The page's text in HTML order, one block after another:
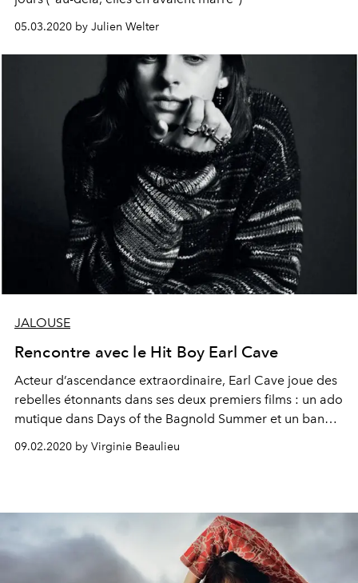
05.03.2020 by Julien Welter
JALOUSE
Rencontre avec le Hit Boy Earl Cave
Acteur d’ascendance extraordinaire, Earl Cave joue des
rebelles étonnants dans ses deux premiers films : un ado
mutique dans Days of the Bagnold Summer et un bandit
caractériel dans The True History of the Kelly Gang.
09.02.2020 by Virginie Beaulieu